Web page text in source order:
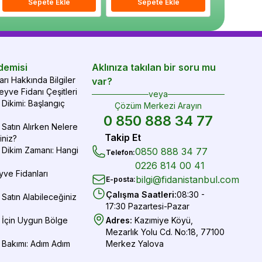
Sepete Ekle Sepete Ekle
Sepete Ekle Sepete Ekle
Hakkında Bilgiler
Fidanı Çeşitleri
Başlangıç
Alırken Nelere
Zamanı: Hangi
Fidanları
Alabileceğiniz
İçin Uygun Bölge
Adım Adım
Aklınıza takılan bir soru mu
var?
veya
Çözüm Merkezi Arayın
0 850 888 34 77
Takip Et
Telefon:0850 888 34 77
0226 814 00 41
E-posta:bilgi@fidanistanbul.com
Çalışma Saatleri:08:30 -
17:30 Pazartesi-Pazar
Adres: Kazımiye Köyü,
Mezarlık Yolu Cd. No:18, 77100
Merkez Yalova